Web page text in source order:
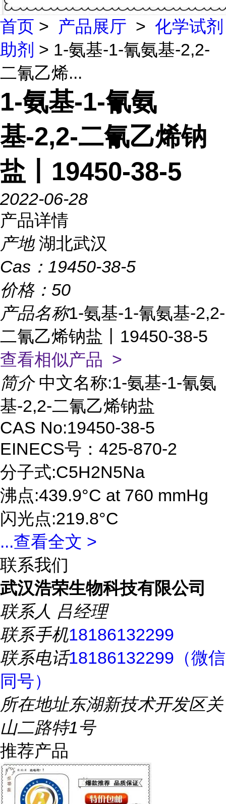
首页 > 产品展厅 > 化学试剂
助剂 > 1-氨基-1-氰氨基-2,2-
二氰乙烯...
1-氨基-1-氰氨
基-2,2-二氰乙烯钠
盐丨19450-38-5
2022-06-28
产品详情
产地 湖北武汉
Cas： 19450-38-5
价格： 50
产品名称1-氨基-1-氰氨基-2,2-
二氰乙烯钠盐丨19450-38-5
查看相似产品 >
简介 中文名称:1-氨基-1-氰氨
基-2,2-二氰乙烯钠盐
CAS No:19450-38-5
EINECS号：425-870-2
分子式:C5H2N5Na
沸点:439.9°C at 760 mmHg
闪光点:219.8°C
...查看全文 >
联系我们
武汉浩荣生物科技有限公司
联系人 吕经理
联系手机18186132299
联系电话18186132299（微信
同号）
所在地址东湖新技术开发区关
山二路特1号
推荐产品